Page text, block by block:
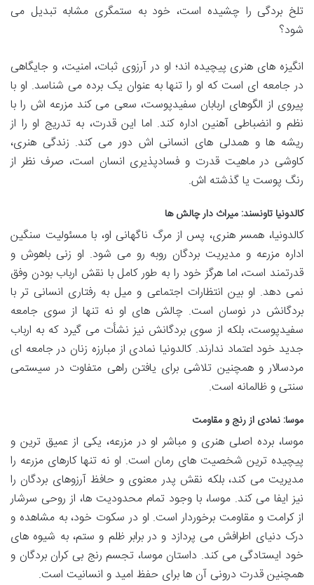
تلخ بردگی را چشیده است، خود به ستمگری مشابه تبدیل می
شود؟
انگیزه های هنری پیچیده اند؛ او در آرزوی ثبات، امنیت، و جایگاهی
در جامعه ای است که او را تنها به عنوان یک برده می شناسد. او با
پیروی از الگوهای اربابان سفیدپوست، سعی می کند مزرعه اش را با
نظم و انضباطی آهنین اداره کند. اما این قدرت، به تدریج او را از
ریشه ها و همدلی های انسانی اش دور می کند. زندگی هنری،
کاوشی در ماهیت قدرت و فسادپذیری انسان است، صرف نظر از
رنگ پوست یا گذشته اش.
کالدونیا تاونسند: میراث دار چالش ها
کالدونیا، همسر هنری، پس از مرگ ناگهانی او، با مسئولیت سنگین
اداره مزرعه و مدیریت بردگان روبه رو می شود. او زنی باهوش و
قدرتمند است، اما هرگز خود را به طور کامل با نقش ارباب بودن وفق
نمی دهد. او بین انتظارات اجتماعی و میل به رفتاری انسانی تر با
بردگانش در نوسان است. چالش های او نه تنها از سوی جامعه
سفیدپوست، بلکه از سوی بردگانش نیز نشأت می گیرد که به ارباب
جدید خود اعتماد ندارند. کالدونیا نمادی از مبارزه زنان در جامعه ای
مردسالار و همچنین تلاشی برای یافتن راهی متفاوت در سیستمی
سنتی و ظالمانه است.
موسا: نمادی از رنج و مقاومت
موسا، برده اصلی هنری و مباشر او در مزرعه، یکی از عمیق ترین و
پیچیده ترین شخصیت های رمان است. او نه تنها کارهای مزرعه را
مدیریت می کند، بلکه نقش پدر معنوی و حافظ آرزوهای بردگان را
نیز ایفا می کند. موسا، با وجود تمام محدودیت ها، از روحی سرشار
از کرامت و مقاومت برخوردار است. او در سکوت خود، به مشاهده و
درک دنیای اطرافش می پردازد و در برابر ظلم و ستم، به شیوه های
خود ایستادگی می کند. داستان موسا، تجسم رنج بی کران بردگان و
همچنین قدرت درونی آن ها برای حفظ امید و انسانیت است.